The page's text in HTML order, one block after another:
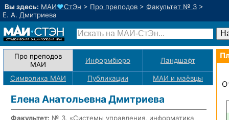
Вы здесь: МАИ♥СтЭн > Про преподов > Факультет № 3 >
Е. А. Дмитриева
Про преподов
МАИ
Информбюро Ландшафт
Символика МАИ Публикации МАИ и маёвцы
Елена Анатольевна Дмитриева
Факультет: № 3, «Системы управления, информатика